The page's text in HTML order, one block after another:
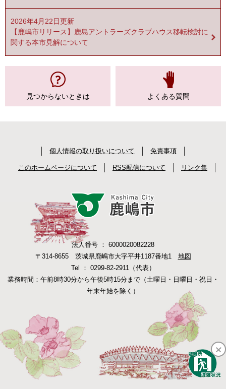
2026年4月22日更新
【鹿嶋市リリース】鹿島アントラーズクラブハウス移転検討に
関する本市見解について
見つからないときは よくある質問
個人情報の取り扱いについて 免責事項
このホームページについて RSS配信について リンク集
法人番号 ： 6000020082228
〒314-8655 茨城県鹿嶋市大字平井1187番地1 地図
Tel ： 0299-82-2911（代表）
業務時間：午前8時30分から午後5時15分まで（土曜日・日曜日・祝日・
年末年始を除く）